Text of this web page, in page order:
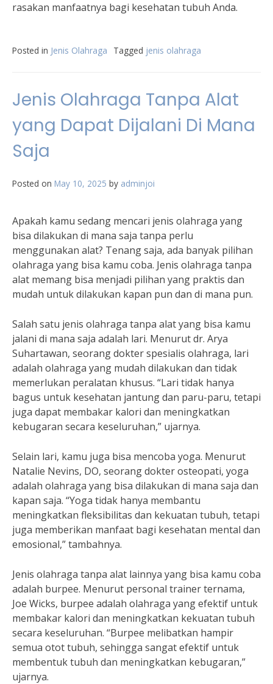
rasakan manfaatnya bagi kesehatan tubuh Anda.
Posted in Jenis Olahraga Tagged jenis olahraga
Jenis Olahraga Tanpa Alat
yang Dapat Dijalani Di Mana
Saja
Posted on May 10, 2025 by adminjoi
Apakah kamu sedang mencari jenis olahraga yang
bisa dilakukan di mana saja tanpa perlu
menggunakan alat? Tenang saja, ada banyak pilihan
olahraga yang bisa kamu coba. Jenis olahraga tanpa
alat memang bisa menjadi pilihan yang praktis dan
mudah untuk dilakukan kapan pun dan di mana pun.
Salah satu jenis olahraga tanpa alat yang bisa kamu
jalani di mana saja adalah lari. Menurut dr. Arya
Suhartawan, seorang dokter spesialis olahraga, lari
adalah olahraga yang mudah dilakukan dan tidak
memerlukan peralatan khusus. “Lari tidak hanya
bagus untuk kesehatan jantung dan paru-paru, tetapi
juga dapat membakar kalori dan meningkatkan
kebugaran secara keseluruhan,” ujarnya.
Selain lari, kamu juga bisa mencoba yoga. Menurut
Natalie Nevins, DO, seorang dokter osteopati, yoga
adalah olahraga yang bisa dilakukan di mana saja dan
kapan saja. “Yoga tidak hanya membantu
meningkatkan fleksibilitas dan kekuatan tubuh, tetapi
juga memberikan manfaat bagi kesehatan mental dan
emosional,” tambahnya.
Jenis olahraga tanpa alat lainnya yang bisa kamu coba
adalah burpee. Menurut personal trainer ternama,
Joe Wicks, burpee adalah olahraga yang efektif untuk
membakar kalori dan meningkatkan kekuatan tubuh
secara keseluruhan. “Burpee melibatkan hampir
semua otot tubuh, sehingga sangat efektif untuk
membentuk tubuh dan meningkatkan kebugaran,”
ujarnya.